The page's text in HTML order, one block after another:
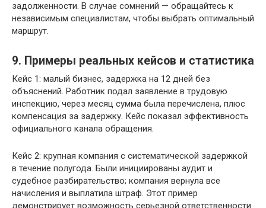
задолженности. В случае сомнений — обращайтесь к
независимым специалистам, чтобы выбрать оптимальный
маршрут.
9. Примеры реальных кейсов и статистика
Кейс 1: малый бизнес, задержка на 12 дней без
объяснений. Работник подал заявление в трудовую
инспекцию, через месяц сумма была перечислена, плюс
компенсация за задержку. Кейс показал эффективность
официального канала обращения.
Кейс 2: крупная компания с систематической задержкой
в течение полугода. Были инициированы аудит и
судебное разбирательство; компания вернула все
начисления и выплатила штраф. Этот пример
демонстрирует возможность серьезной ответственности